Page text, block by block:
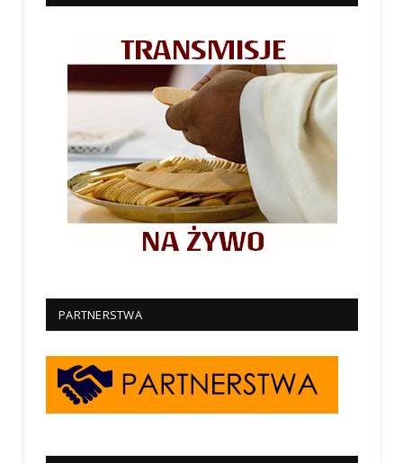
PARTNERSTWA